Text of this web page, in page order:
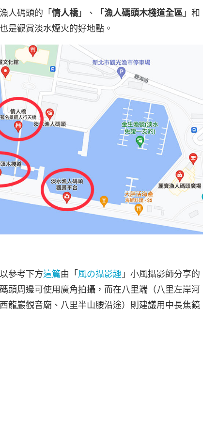
人碼頭的「 情人橋」、「 漁人碼頭木棧道全區 」和
是觀賞淡水煙火的好地點。
參考下方這篇 由「 風の攝影趣 」小風攝影師分享的
頭周邊可使用廣角拍攝，而在八里端（八里左岸河
龍巖觀音廟、八里半山腰沿途）則建議用中長焦鏡